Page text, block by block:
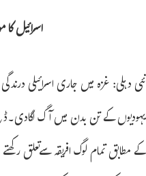
اسرائیل
نئی دہلی: غزہ میں جاری اسرائیلی
یہودیوں کے تن بدن میں آگ لگادی۔ڈچ
کے مطابق تمام لوگ افریقہ سےتعلق